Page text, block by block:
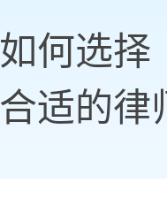
如何选择
合适的律